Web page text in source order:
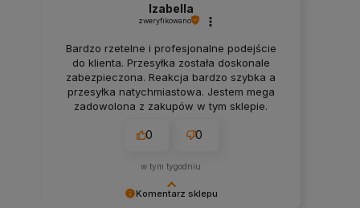
Komentarz sklepu
Izabella
zweryfikowano
Bardzo rzetelne i profesjonalne podejście
do klienta. Przesyłka została doskonale
zabezpieczona. Reakcja bardzo szybka a
przesyłka natychmiastowa. Jestem mega
zadowolona z zakupów w tym sklepie.
0 0
w tym tygodniu